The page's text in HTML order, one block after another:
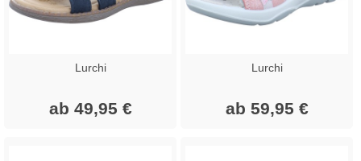
Lurchi
ab 49,95 €
Lurchi
ab 59,95 €